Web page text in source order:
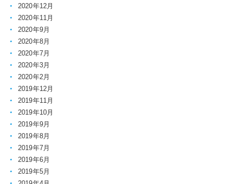
2020年12月
2020年11月
2020年9月
2020年8月
2020年7月
2020年3月
2020年2月
2019年12月
2019年11月
2019年10月
2019年9月
2019年8月
2019年7月
2019年6月
2019年5月